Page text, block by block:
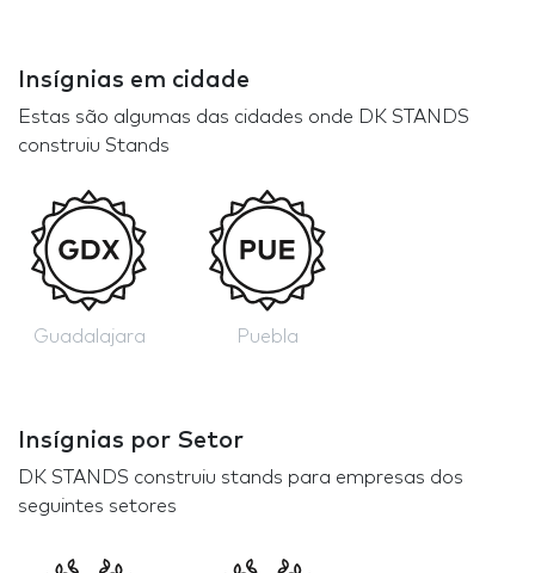
Insígnias em cidade
Estas são algumas das cidades onde DK STANDS
construiu Stands
Guadalajara Puebla
Insígnias por Setor
DK STANDS construiu stands para empresas dos
seguintes setores